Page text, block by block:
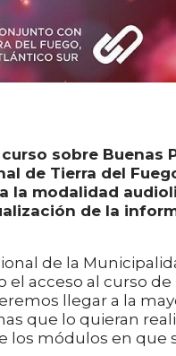
sobre Buenas
de Tierra del
la modalidad
de la
de la
el acceso al curso de
llegar a la
que lo quieran
módulos en que